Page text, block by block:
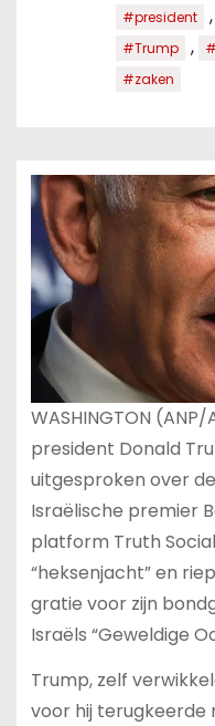
#president ,
#Trump ,
#zaken
WASHINGTON
president Donald
uitgesproken over
Israëlische premier
platform Truth
“heksenjacht” en
gratie voor zijn
Israëls “Geweldige
Trump, zelf
voor hij terugkeerde